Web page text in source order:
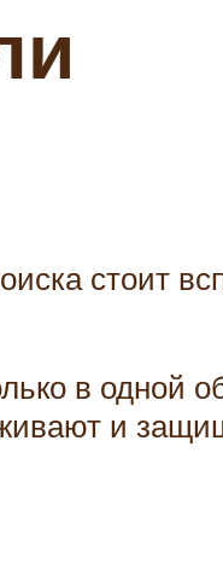
стоит
в одной
и